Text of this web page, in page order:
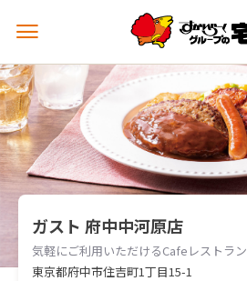
メ
ュ
ー
を
開
く
ガスト 府中中河原店
気軽にご利用いただけるCafeレストラン
東京都府中市住吉町1丁目15-1